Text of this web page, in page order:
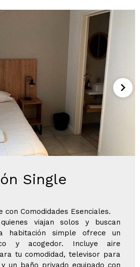
Single
con Comodidades Esenciales.
viajan solos y buscan
habitación simple ofrece un
y acogedor. Incluye aire
tu comodidad, televisor para
un baño privado equipado con